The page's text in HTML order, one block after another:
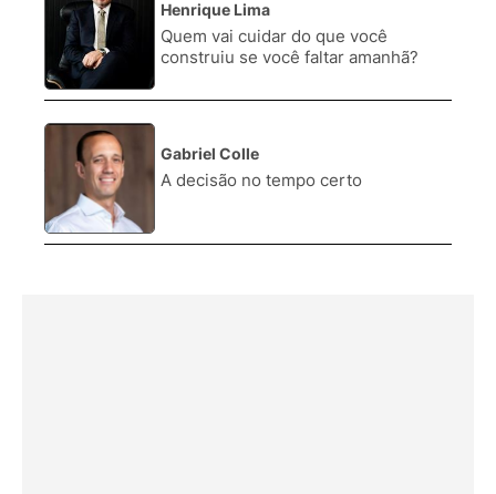
3.
Henrique Lima
Quem vai cuidar do que você
construiu se você faltar amanhã?
Gabriel Colle
A decisão no tempo certo